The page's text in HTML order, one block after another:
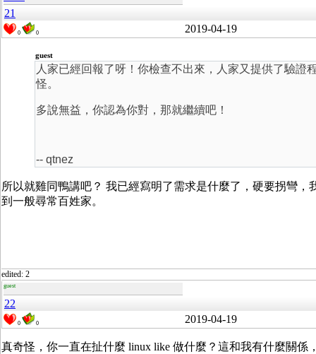
21
0 0 2019-04-19
guest
人家已經回報了呀！你檢查不出來，人家又提供了驗證
怪。
多說無益，你認為你對，那就繼續吧！
-- qtnez
所以就雞同鴨講吧？ 我已經寫明了需求是什麼了，硬要拐彎
到一般尋常百姓家。
edited: 2
guest
22
0 0 2019-04-19
真奇怪，你一直在扯什麼 linux like 做什麼？這和我有什麼關